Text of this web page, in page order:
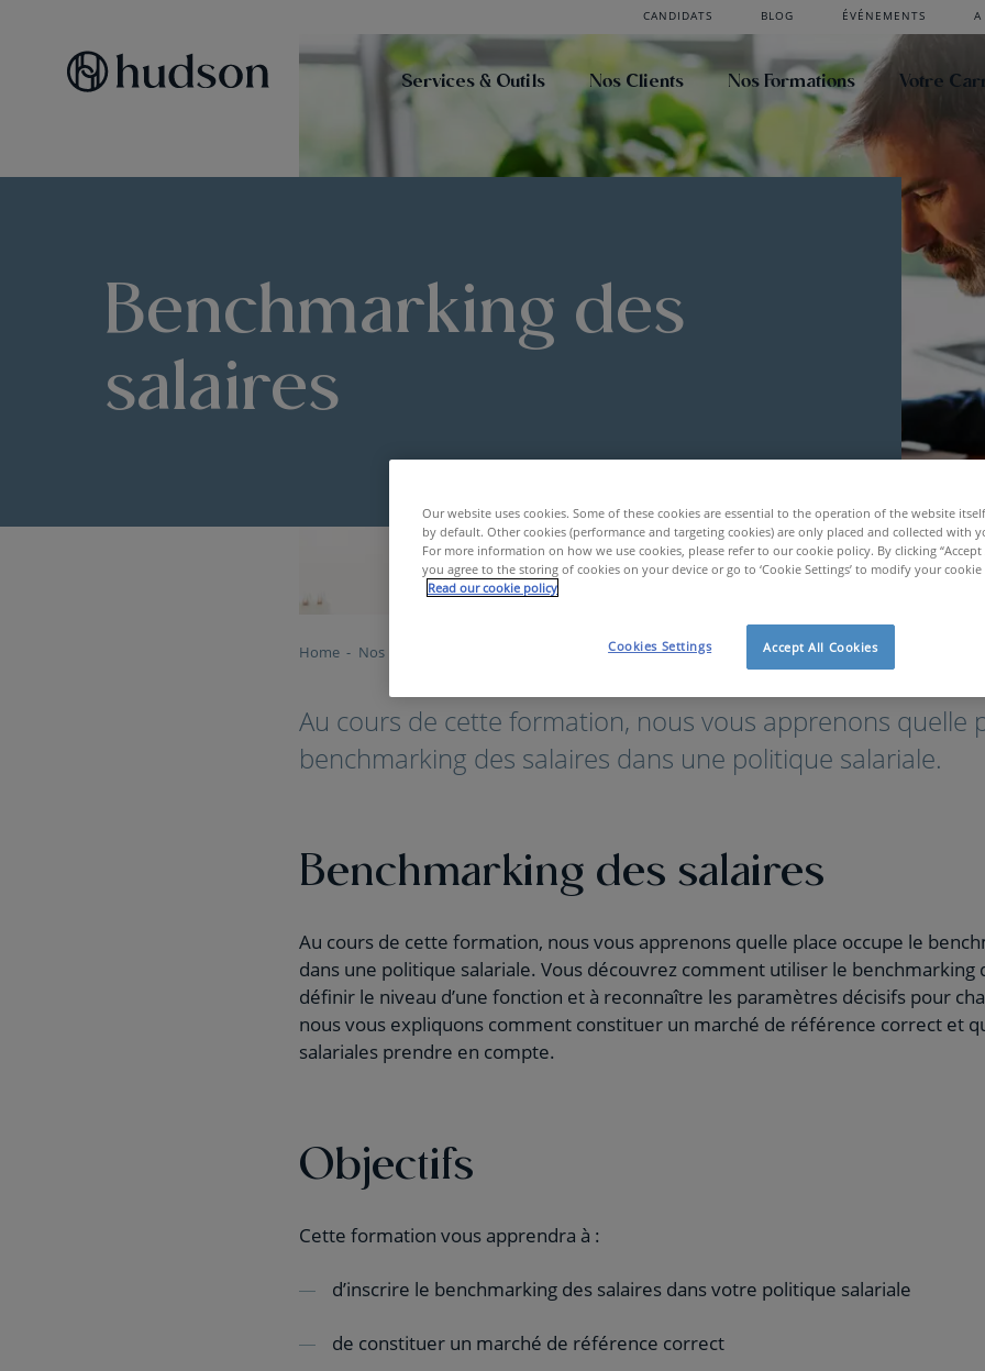
CANDIDATS BLOG ÉVÉNEMENTS A
Services & Outils Nos Clients Nos Formations Votre
Benchmarking des
salaires
Home Nos Formations Benchmarking des salaires
Au cours de cette formation, nous vous apprenons quelle
benchmarking des salaires dans une politique salariale.
Benchmarking des salaires
Au cours de cette formation, nous vous apprenons quelle place occupe le
dans une politique salariale. Vous découvrez comment utiliser le benchmarking
définir le niveau d’une fonction et à reconnaître les paramètres décisifs pour
nous vous expliquons comment constituer un marché de référence correct et
salariales prendre en compte.
Objectifs
Cette formation vous apprendra à :
d’inscrire le benchmarking des salaires dans votre politique salariale
de constituer un marché de référence correct
Our website uses cookies. Some of these cookies are essential to the operation of the website
by default. Other cookies (performance and targeting cookies) are only placed and collected with
For more information on how we use cookies, please refer to our cookie policy. By clicking “Accept
you agree to the storing of cookies on your device or go to ‘Cookie Settings’ to modify your cookie
Read our cookie policy
Accept All Cookies
Cookies Settings